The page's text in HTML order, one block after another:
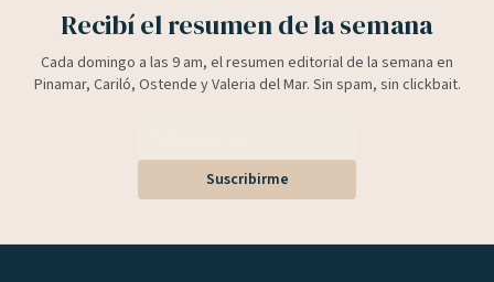
Recibí el resumen de la semana
Cada domingo a las 9 am, el resumen editorial de la semana en
Pinamar, Cariló, Ostende y Valeria del Mar. Sin spam, sin clickbait.
Suscribirme